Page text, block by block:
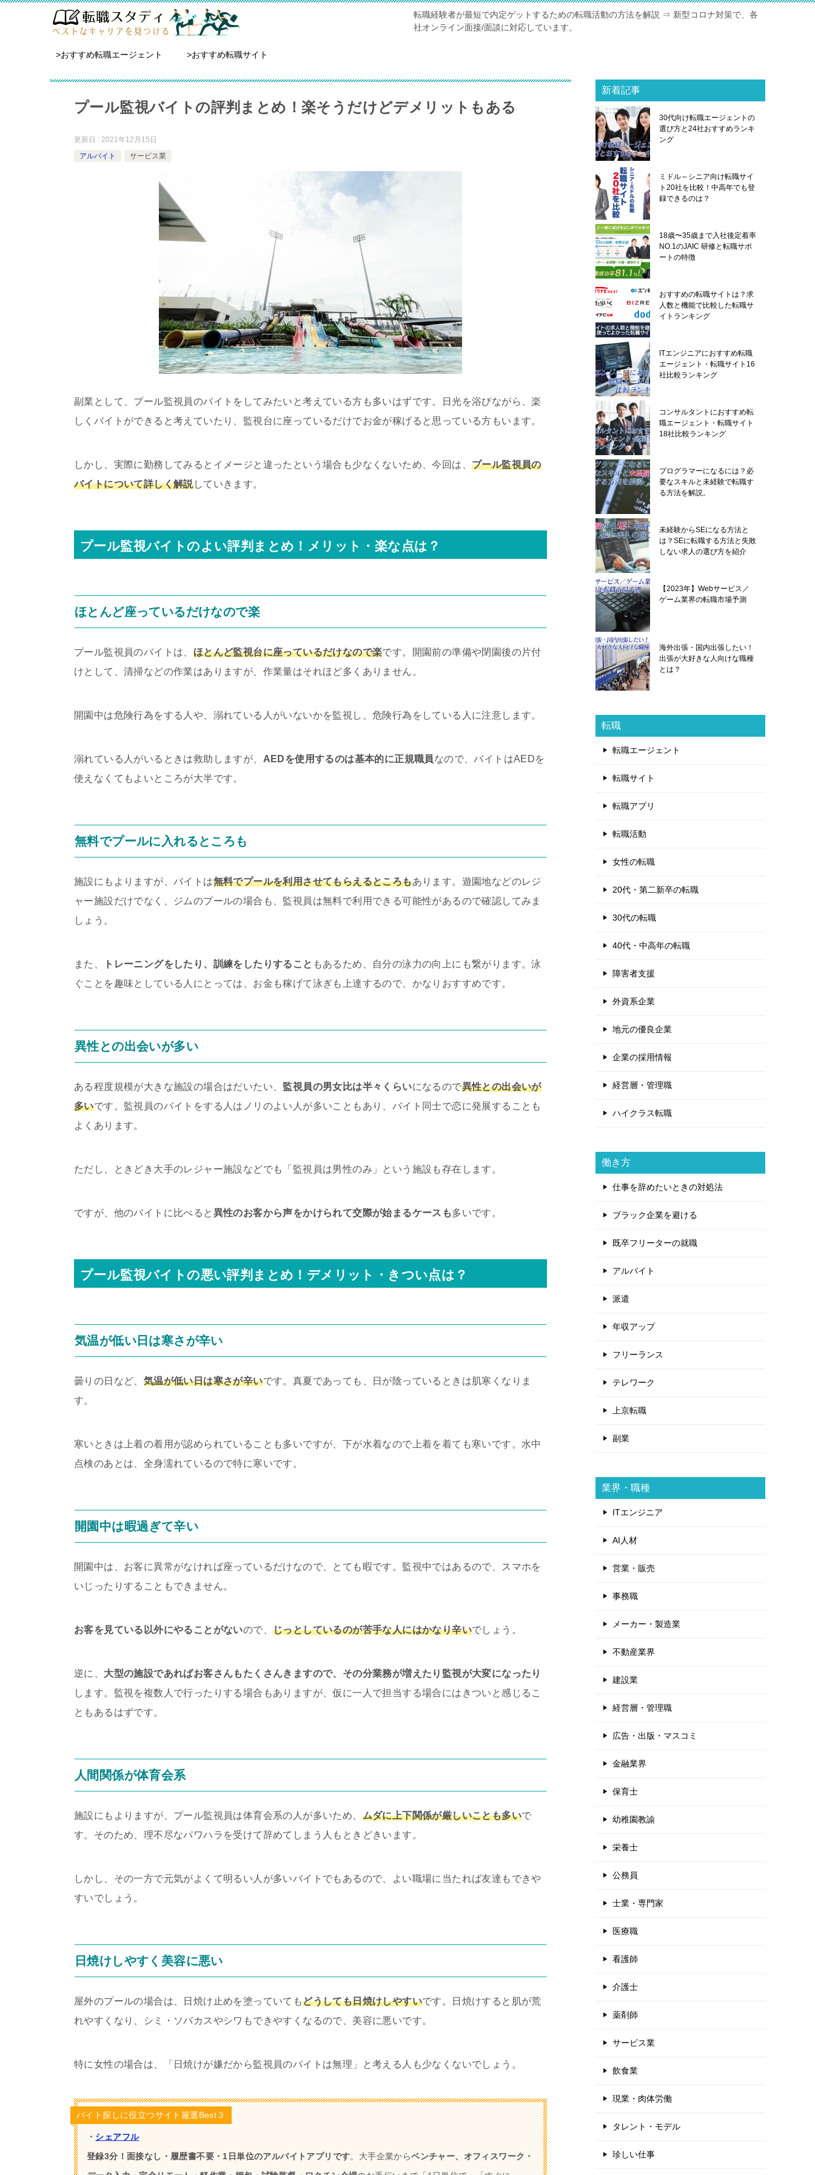
転職経験者が最短で内定ゲットするための転職活動の方法を解説 ⇒ 新型コロナ対策で、各
社オンライン面接/面談に対応しています。
>おすすめ転職エージェント >おすすめ転職サイト
プール監視バイトの評判まとめ！楽そうだけどデメリットもある
更新日 : 2021年12月15日
アルバイト
サービス業
副業として、プール監視員のバイトをしてみたいと考えている方も多いはずです。日光を浴びながら、楽
しくバイトができると考えていたり、監視台に座っているだけでお金が稼げると思っている方もいます。
しかし、実際に勤務してみるとイメージと違ったという場合も少なくないため、今回は、 プール監視員の
バイトについて詳しく解説していきます。
プール監視バイトのよい評判まとめ！メリット・楽な点は？
ほとんど座っているだけなので楽
プール監視員のバイトは、 ほとんど監視台に座っているだけなので楽です。開園前の準備や閉園後の片付
けとして、清掃などの作業はありますが、作業量はそれほど多くありません。
開園中は危険行為をする人や、溺れている人がいないかを監視し、危険行為をしている人に注意します。
溺れている人がいるときは救助しますが、 AEDを使用するのは基本的に正規職員なので、バイトはAEDを
使えなくてもよいところが大半です。
無料でプールに入れるところも
施設にもよりますが、バイトは無料でプールを利用させてもらえるところもあります。遊園地などのレジ
ャー施設だけでなく、ジムのプールの場合も、監視員は無料で利用できる可能性があるので確認してみま
しょう。
また、 トレーニングをしたり、訓練をしたりすること もあるため、自分の泳力の向上にも繋がります。泳
ぐことを趣味としている人にとっては、お金も稼げて泳ぎも上達するので、かなりおすすめです。
異性との出会いが多い
ある程度規模が大きな施設の場合はだいたい、 監視員の男女比は半々くらいになるので異性との出会いが
多いです。監視員のバイトをする人はノリのよい人が多いこともあり、バイト同士で恋に発展することも
よくあります。
ただし、ときどき大手のレジャー施設などでも「監視員は男性のみ」という施設も存在します。
ですが、他のバイトに比べると 異性のお客から声をかけられて交際が始まるケースも多いです。
プール監視バイトの悪い評判まとめ！デメリット・きつい点は？
気温が低い日は寒さが辛い
曇りの日など、 気温が低い日は寒さが辛いです。真夏であっても、日が陰っているときは肌寒くなりま
す。
寒いときは上着の着用が認められていることも多いですが、下が水着なので上着を着ても寒いです。水中
点検のあとは、全身濡れているので特に寒いです。
開園中は暇過ぎて辛い
開園中は、お客に異常がなければ座っているだけなので、とても暇です。監視中ではあるので、スマホを
いじったりすることもできません。
お客を見ている以外にやることがないので、じっとしているのが苦手な人にはかなり辛いでしょう。
逆に、 大型の施設であればお客さんもたくさんきますので、その分業務が増えたり監視が大変になったり
します。監視を複数人で行ったりする場合もありますが、仮に一人で担当する場合にはきついと感じるこ
ともあるはずです。
人間関係が体育会系
施設にもよりますが、プール監視員は体育会系の人が多いため、 ムダに上下関係が厳しいことも多いで
す。そのため、理不尽なパワハラを受けて辞めてしまう人もときどきいます。
しかし、その一方で元気がよくて明るい人が多いバイトでもあるので、よい職場に当たれば友達もできや
すいでしょう。
日焼けしやすく美容に悪い
屋外のプールの場合は、日焼け止めを塗っていてもどうしても日焼けしやすいです。日焼けすると肌が荒
れやすくなり、シミ・ソバカスやシワもできやすくなるので、美容に悪いです。
特に女性の場合は、「日焼けが嫌だから監視員のバイトは無理」と考える人も少なくないでしょう。
バイト探しに役立つサイト厳選Best３
・ シェアフル
登録3分！面接なし・履歴書不要・1日単位のアルバイトアプリです。大手企業からベンチャー、オフィスワーク・
新着記事
30代向け転職エージェントの
選び方と24社おすすめランキ
ング
ミドル～シニア向け転職サイ
ト20社を比較！中高年でも登
録できるのは？
18歳〜35歳まで入社後定着率
NO.1のJAIC 研修と転職サポ
ートの特徴
おすすめの転職サイトは？求
人数と機能で比較した転職サ
イトランキング
ITエンジニアにおすすめ転職
エージェント・転職サイト16
社比較ランキング
コンサルタントにおすすめ転
職エージェント・転職サイト
18社比較ランキング
プログラマーになるには？必
要なスキルと未経験で転職す
る方法を解説。
未経験からSEになる方法と
は？SEに転職する方法と失敗
しない求人の選び方を紹介
【2023年】Webサービス／
ゲーム業界の転職市場予測
海外出張・国内出張したい！
出張が大好きな人向けな職種
とは？
転職
転職エージェント
転職サイト
転職アプリ
転職活動
女性の転職
20代・第二新卒の転職
30代の転職
40代・中高年の転職
障害者支援
外資系企業
地元の優良企業
企業の採用情報
経営層・管理職
ハイクラス転職
働き方
仕事を辞めたいときの対処法
ブラック企業を避ける
既卒フリーターの就職
アルバイト
派遣
年収アップ
フリーランス
テレワーク
上京転職
副業
業界・職種
ITエンジニア
AI人材
営業・販売
事務職
メーカー・製造業
不動産業界
建設業
経営層・管理職
広告・出版・マスコミ
金融業界
保育士
幼稚園教諭
栄養士
公務員
士業・専門家
医療職
看護師
介護士
薬剤師
サービス業
飲食業
現業・肉体労働
タレント・モデル
珍しい仕事